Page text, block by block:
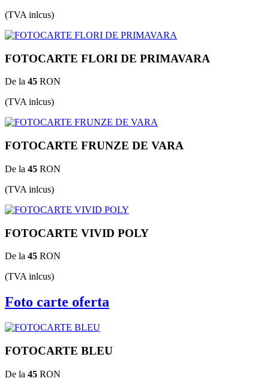
(TVA inlcus)
FOTOCARTE FLORI DE PRIMAVARA
De la 45 RON
(TVA inlcus)
FOTOCARTE FRUNZE DE VARA
De la 45 RON
(TVA inlcus)
FOTOCARTE VIVID POLY
De la 45 RON
(TVA inlcus)
Foto carte oferta
FOTOCARTE BLEU
De la 45 RON